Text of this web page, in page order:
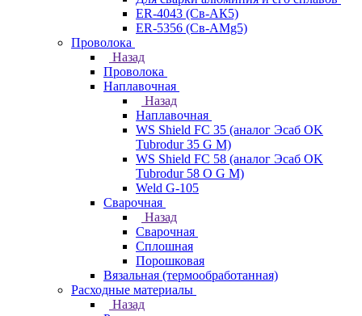
ER-4043 (Св-АК5)
ER-5356 (Св-АМg5)
Проволока
Назад
Проволока
Наплавочная
Назад
Наплавочная
WS Shield FC 35 (аналог Эсаб OK
Tubrodur 35 G M)
WS Shield FC 58 (аналог Эсаб OK
Tubrodur 58 O G M)
Weld G-105
Сварочная
Назад
Сварочная
Сплошная
Порошковая
Вязальная (термообработанная)
Расходные материалы
Назад